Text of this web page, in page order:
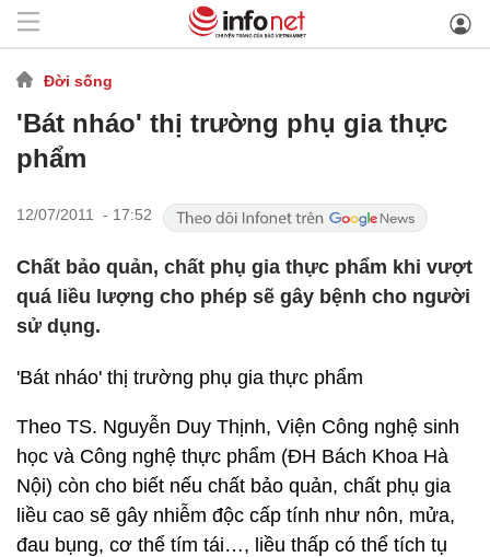
Đời sống
'Bát nháo' thị trường phụ gia thực
phẩm
12/07/2011 - 17:52
Chất bảo quản, chất phụ gia thực phẩm khi vượt
quá liều lượng cho phép sẽ gây bệnh cho người
sử dụng.
'Bát nháo' thị trường phụ gia thực phẩm
Theo TS. Nguyễn Duy Thịnh, Viện Công nghệ sinh
học và Công nghệ thực phẩm (ĐH Bách Khoa Hà
Nội) còn cho biết nếu chất bảo quản, chất phụ gia
liều cao sẽ gây nhiễm độc cấp tính như nôn, mửa,
đau bụng, cơ thể tím tái…, liều thấp có thể tích tụ